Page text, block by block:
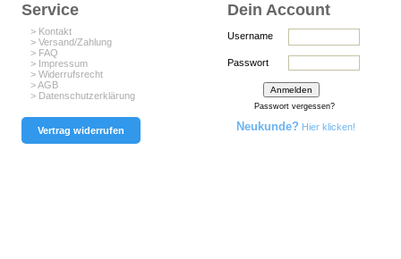
Service
> Kontakt
> Versand/Zahlung
> FAQ
> Impressum
> Widerrufsrecht
> AGB
> Datenschutzerklärung
Vertrag widerrufen
Dein Account
Username
Passwort
Passwort vergessen?
Neukunde? Hier klicken!